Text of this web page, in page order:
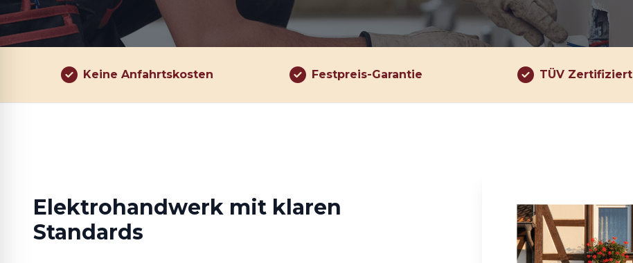
Keine Anfahrtskosten Festpreis-Garantie TÜV Zertifiziert
Elektrohandwerk mit klaren
Standards